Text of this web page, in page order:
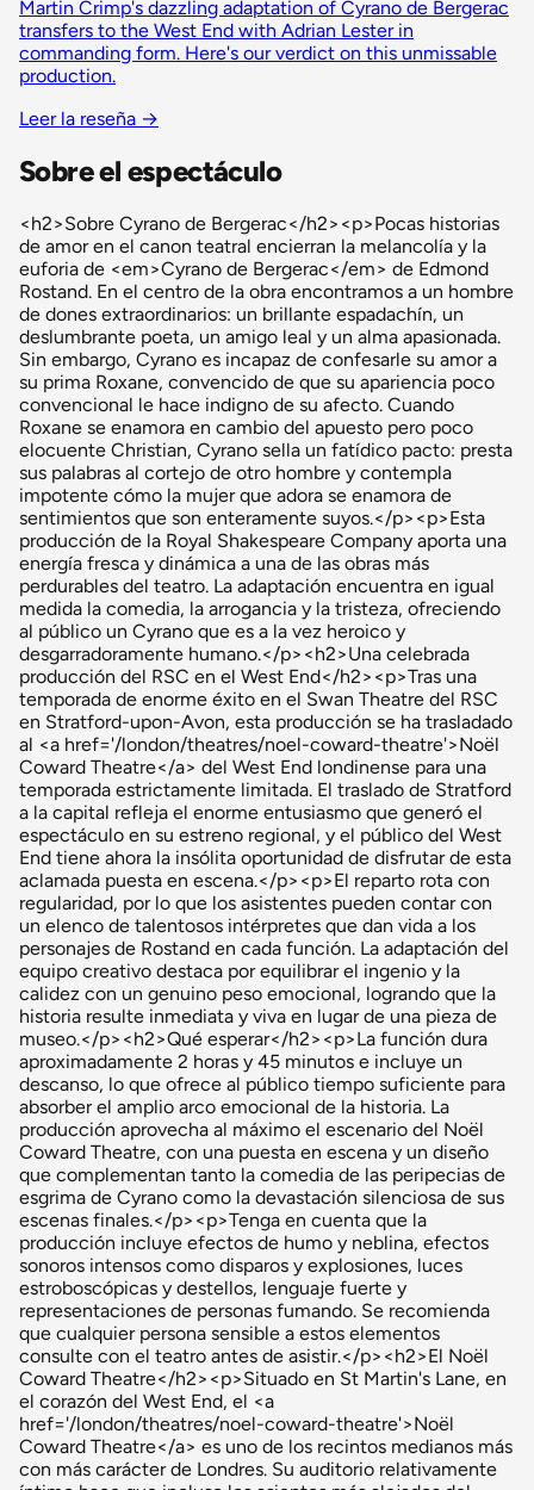
Martin Crimp's dazzling adaptation of Cyrano de Bergerac
transfers to the West End with Adrian Lester in
commanding form. Here's our verdict on this unmissable
production.
Leer la reseña →
Sobre el espectáculo
<h2>Sobre Cyrano de Bergerac</h2><p>Pocas historias
de amor en el canon teatral encierran la melancolía y la
euforia de <em>Cyrano de Bergerac</em> de Edmond
Rostand. En el centro de la obra encontramos a un hombre
de dones extraordinarios: un brillante espadachín, un
deslumbrante poeta, un amigo leal y un alma apasionada.
Sin embargo, Cyrano es incapaz de confesarle su amor a
su prima Roxane, convencido de que su apariencia poco
convencional le hace indigno de su afecto. Cuando
Roxane se enamora en cambio del apuesto pero poco
elocuente Christian, Cyrano sella un fatídico pacto: presta
sus palabras al cortejo de otro hombre y contempla
impotente cómo la mujer que adora se enamora de
sentimientos que son enteramente suyos.</p><p>Esta
producción de la Royal Shakespeare Company aporta una
energía fresca y dinámica a una de las obras más
perdurables del teatro. La adaptación encuentra en igual
medida la comedia, la arrogancia y la tristeza, ofreciendo
al público un Cyrano que es a la vez heroico y
desgarradoramente humano.</p><h2>Una celebrada
producción del RSC en el West End</h2><p>Tras una
temporada de enorme éxito en el Swan Theatre del RSC
en Stratford-upon-Avon, esta producción se ha trasladado
al <a href='/london/theatres/noel-coward-theatre'>Noël
Coward Theatre</a> del West End londinense para una
temporada estrictamente limitada. El traslado de Stratford
a la capital refleja el enorme entusiasmo que generó el
espectáculo en su estreno regional, y el público del West
End tiene ahora la insólita oportunidad de disfrutar de esta
aclamada puesta en escena.</p><p>El reparto rota con
regularidad, por lo que los asistentes pueden contar con
un elenco de talentosos intérpretes que dan vida a los
personajes de Rostand en cada función. La adaptación del
equipo creativo destaca por equilibrar el ingenio y la
calidez con un genuino peso emocional, logrando que la
historia resulte inmediata y viva en lugar de una pieza de
museo.</p><h2>Qué esperar</h2><p>La función dura
aproximadamente 2 horas y 45 minutos e incluye un
descanso, lo que ofrece al público tiempo suficiente para
absorber el amplio arco emocional de la historia. La
producción aprovecha al máximo el escenario del Noël
Coward Theatre, con una puesta en escena y un diseño
que complementan tanto la comedia de las peripecias de
esgrima de Cyrano como la devastación silenciosa de sus
escenas finales.</p><p>Tenga en cuenta que la
producción incluye efectos de humo y neblina, efectos
sonoros intensos como disparos y explosiones, luces
estroboscópicas y destellos, lenguaje fuerte y
representaciones de personas fumando. Se recomienda
que cualquier persona sensible a estos elementos
consulte con el teatro antes de asistir.</p><h2>El Noël
Coward Theatre</h2><p>Situado en St Martin's Lane, en
el corazón del West End, el <a
href='/london/theatres/noel-coward-theatre'>Noël
Coward Theatre</a> es uno de los recintos medianos más
con más carácter de Londres. Su auditorio relativamente